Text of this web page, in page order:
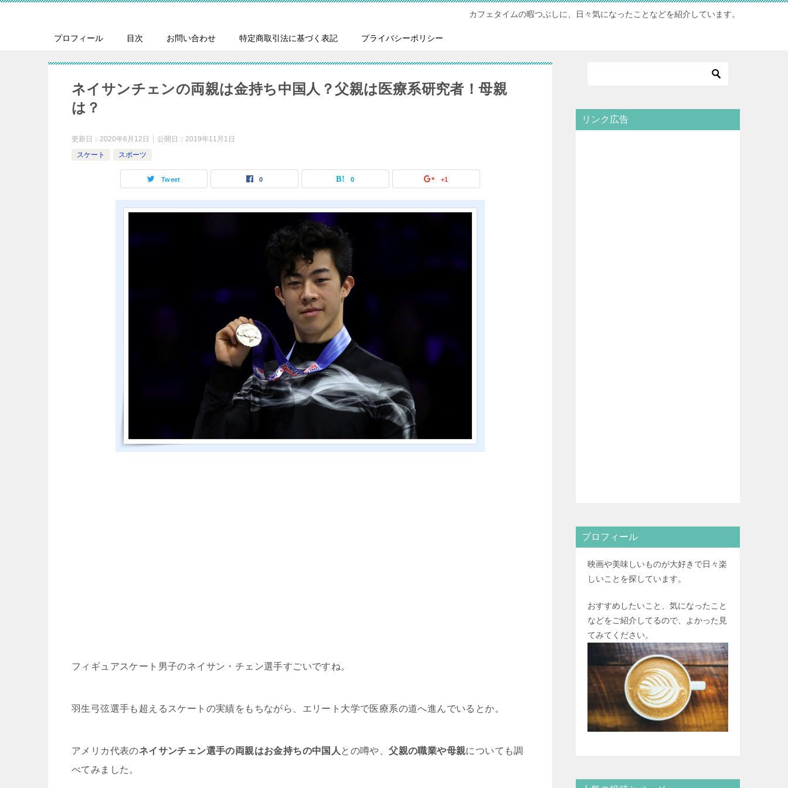
カフェタイムの暇つぶしに、日々気になったことなどを紹介しています。
プロフィール 目次 お問い合わせ 特定商取引法に基づく表記 プライバシーポリシー
ネイサンチェンの両親は金持ち中国人？父親は医療系研究者！母親
は？
更新日： 2020年6月12日 公開日： 2019年11月1日
スケート
スポーツ
Tweet 0 0 +1
フィギュアスケート男子のネイサン・チェン選手すごいですね。
羽生弓弦選手も超えるスケートの実績をもちながら、エリート大学で医療系の道へ進んでいるとか。
アメリカ代表のネイサンチェン選手の両親はお金持ちの中国人 との噂や、父親の職業や母親についても調
べてみました。
リンク広告
プロフィール
映画や美味しいものが大好きで日々楽
しいことを探しています。
おすすめしたいこと、気になったこと
などをご紹介してるので、よかった見
てみてください。